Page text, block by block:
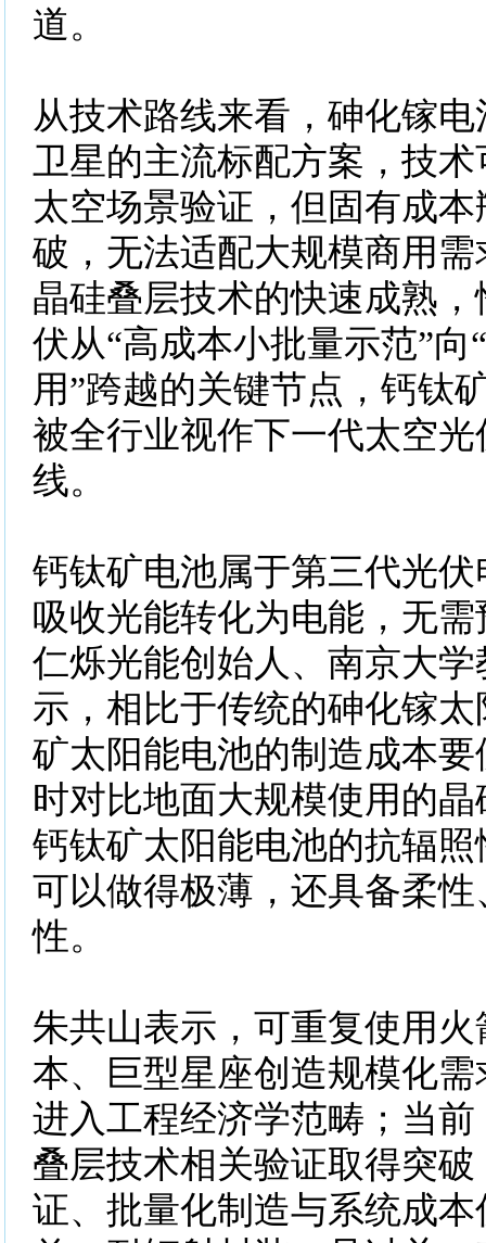
道。
从技术路线来看，砷化镓
卫星的主流标配方案，技
太空场景验证，但固有成
破，无法适配大规模商用
晶硅叠层技术的快速成熟
伏从“高成本小批量示范”向
用”跨越的关键节点，钙钛
被全行业视作下一代太空
线。
钙钛矿电池属于第三代光
吸收光能转化为电能，无
仁烁光能创始人、南京大
示，相比于传统的砷化镓
矿太阳能电池的制造成本
时对比地面大规模使用的
钙钛矿太阳能电池的抗辐
可以做得极薄，还具备柔
性。
朱共山表示，可重复使用
本、巨型星座创造规模化
进入工程经济学范畴；当
叠层技术相关验证取得突
证、批量化制造与系统成